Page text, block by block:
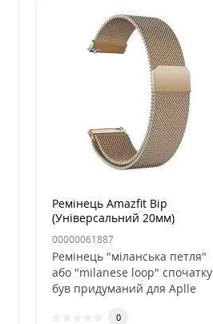
Ремінець Amazfit Bip
(Універсальний 20мм)
Міланська петля Золотий
(Retro Gold)
00000061887
Ремінець "міланська петля"
або "milanese loop" спочатку
був придуманий для Aplle
0